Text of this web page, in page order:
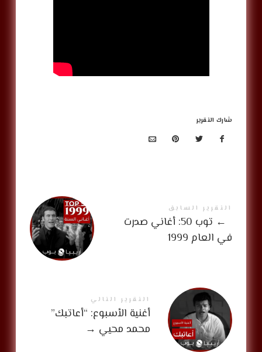
شارك التقرير
التقرير السابق
←
توب 50: أغاني صدرت
في العام 1999
التقرير التالي
أغنية الأسبوع: “أعاتبك”
محمد محيي →